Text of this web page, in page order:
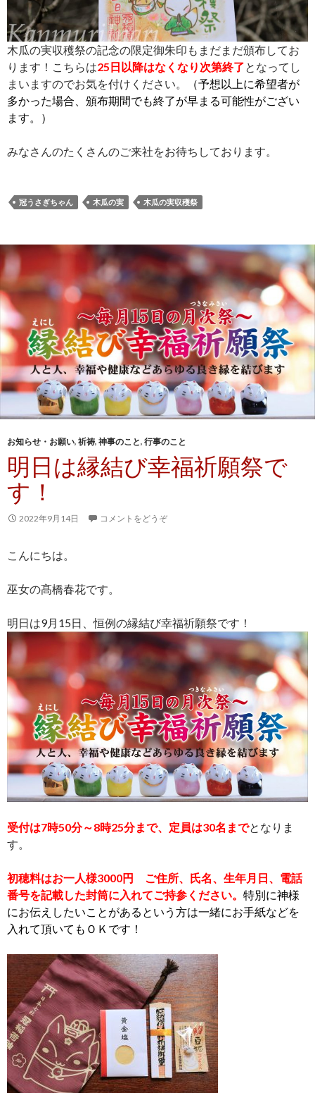
木瓜の実収穫祭の記念の限定御朱印もまだまだ頒布してお
ります！こちらは25日以降はなくなり次第終了となってし
まいますのでお気を付けください。
（予想以上に希望者が
多かった場合、頒布期間でも終了が早まる可能性がござい
ます。）
みなさんのたくさんのご来社をお待ちしております。
冠うさぎちゃん 木瓜の実 木瓜の実収穫祭
お知らせ・お願い, 祈祷, 神事のこと, 行事のこと
明日は縁結び幸福祈願祭で
す！
2022年9月14日 コメントをどうぞ
こんにちは。
巫女の髙橋春花です。
明日は9月15日、恒例の縁結び幸福祈願祭です！
受付は7時50分～8時25分まで、定員は30名までとなりま
す。
初穂料はお一人様3000円 ご住所、氏名、生年月日、電話
番号を記載した封筒に入れてご持参ください。 特別に神様
にお伝えしたいことがあるという方は一緒にお手紙などを
入れて頂いてもＯＫです！